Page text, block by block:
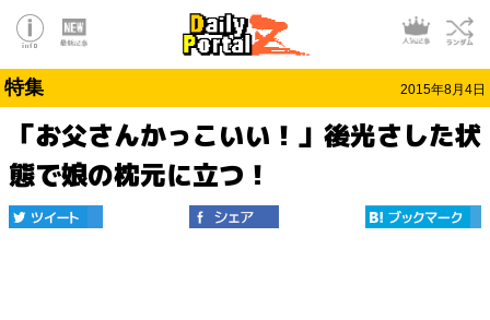
特集 2015年8月4日
「お父さんかっこいい！」後光さした状
態で娘の枕元に立つ！